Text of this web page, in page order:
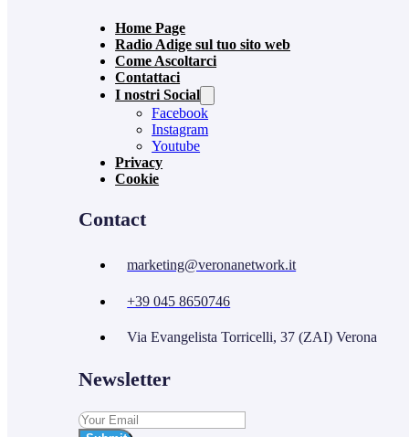
Home Page
Radio Adige sul tuo sito web
Come Ascoltarci
Contattaci
I nostri Social
Facebook
Instagram
Youtube
Privacy
Cookie
Contact
marketing@veronanetwork.it
+39 045 8650746
Via Evangelista Torricelli, 37 (ZAI) Verona
Newsletter